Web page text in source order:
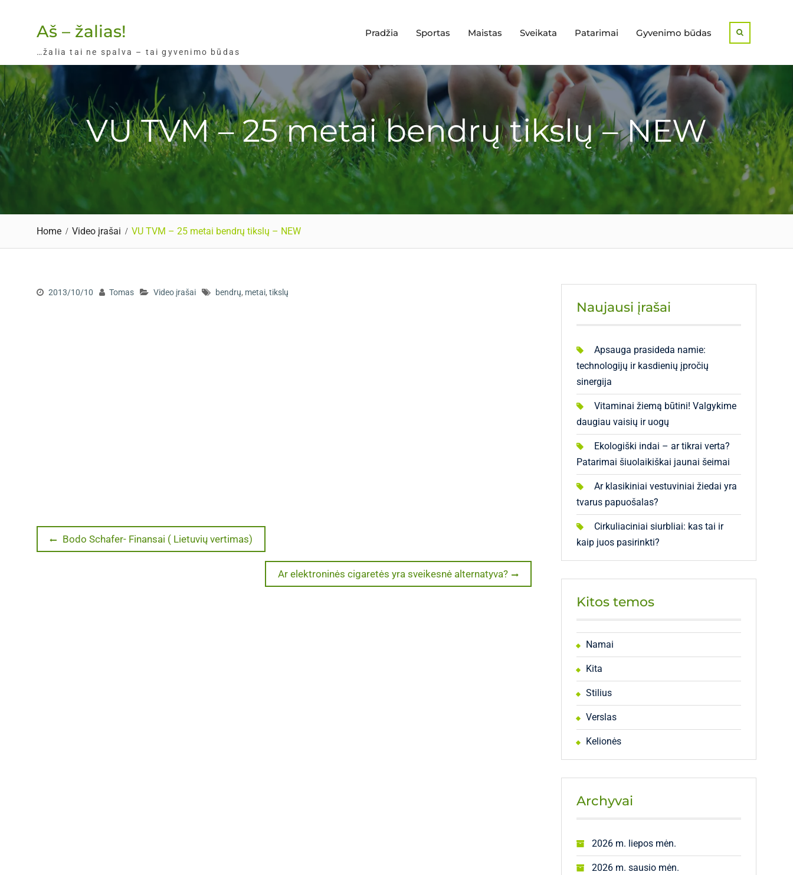
Aš – žalias!
…žalia tai ne spalva – tai gyvenimo būdas
Pradžia Sportas Maistas Sveikata Patarimai Gyvenimo būdas
VU TVM – 25 metai bendrų tikslų – NEW
Home Video įrašai VU TVM – 25 metai bendrų tikslų – NEW
2013/10/10 Tomas Video įrašai bendrų, metai, tikslų
Navigacija
Previous
post:
Bodo Schafer- Finansai ( Lietuvių vertimas)
Next
post:
Ar elektroninės cigaretės yra sveikesnė alternatyva?
Naujausi įrašai
Apsauga prasideda namie:
technologijų ir kasdienių įpročių
sinergija
Vitaminai žiemą būtini! Valgykime
daugiau vaisių ir uogų
Ekologiški indai – ar tikrai verta?
Patarimai šiuolaikiškai jaunai šeimai
Ar klasikiniai vestuviniai žiedai yra
tvarus papuošalas?
Cirkuliaciniai siurbliai: kas tai ir
kaip juos pasirinkti?
Kitos temos
Namai
Kita
Stilius
Verslas
Kelionės
Archyvai
2026 m. liepos mėn.
2026 m. sausio mėn.